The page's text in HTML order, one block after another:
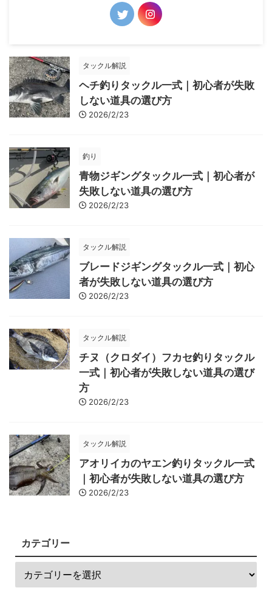
タックル解説
ヘチ釣りタックル一式｜初心者が失敗
しない道具の選び方
2026/2/23
釣り
青物ジギングタックル一式｜初心者が
失敗しない道具の選び方
2026/2/23
タックル解説
ブレードジギングタックル一式｜初心
者が失敗しない道具の選び方
2026/2/23
タックル解説
チヌ（クロダイ）フカセ釣りタックル
一式｜初心者が失敗しない道具の選び
方
2026/2/23
タックル解説
アオリイカのヤエン釣りタックル一式
｜初心者が失敗しない道具の選び方
2026/2/23
カテゴリー